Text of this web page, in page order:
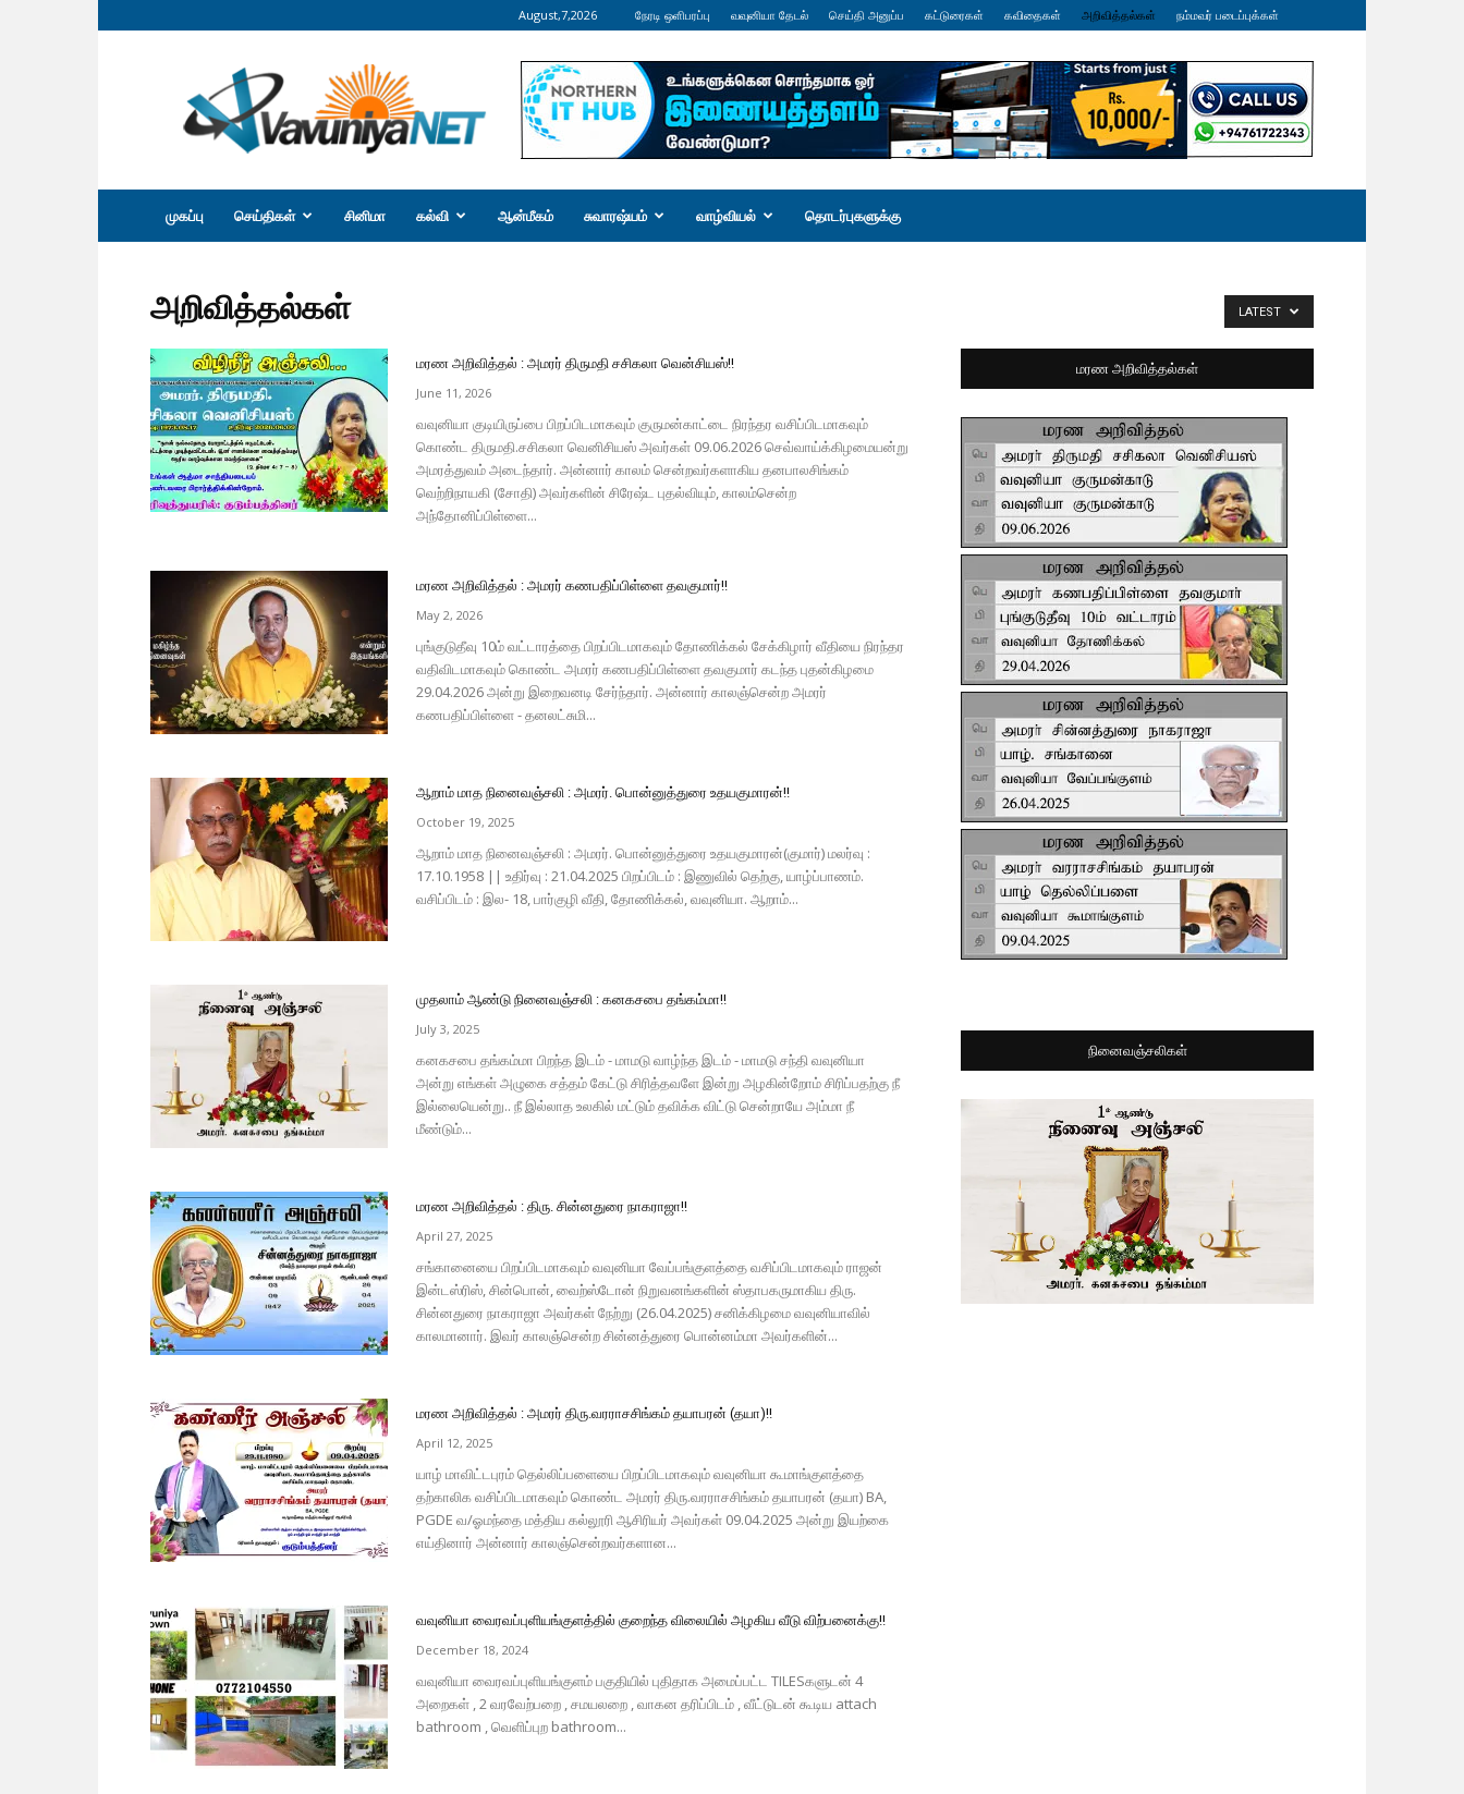
August,7,2026 நேரடி ஒளிபரப்பு வவுனியா தேடல் செய்தி அனுப்ப கட்டுரைகள் கவிதைகள் அறிவித்தல்கள் நம்மவர் படைப்புக்கள்
வவுனியா
நெற்
முகப்பு செய்திகள் சினிமா கல்வி ஆன்மீகம் சுவாரஷ்யம் வாழ்வியல் தொடர்புகளுக்கு
அறிவித்தல்கள் LATEST
மரண அறிவித்தல் : அமரர் திருமதி சசிகலா வென்சியஸ்!!
June 11, 2026
வவுனியா குடியிருப்பை பிறப்பிடமாகவும் குருமன்காட்டை நிரந்தர வசிப்பிடமாகவும்
கொண்ட திருமதி.சசிகலா வெனிசியஸ் அவர்கள் 09.06.2026 செவ்வாய்க்கிழமையன்று
அமரத்துவம் அடைந்தார். அன்னார் காலம் சென்றவர்களாகிய தனபாலசிங்கம்
வெற்றிநாயகி (சோதி) அவர்களின் சிரேஷ்ட புதல்வியும், காலம்சென்ற
அந்தோனிப்பிள்ளை...
மரண அறிவித்தல் : அமரர் கணபதிப்பிள்ளை தவகுமார்!!
May 2, 2026
புங்குடுதீவு 10ம் வட்டாரத்தை பிறப்பிடமாகவும் தோணிக்கல் சேக்கிழார் வீதியை நிரந்தர
வதிவிடமாகவும் கொண்ட அமரர் கணபதிப்பிள்ளை தவகுமார் கடந்த புதன்கிழமை
29.04.2026 அன்று இறைவனடி சேர்ந்தார். அன்னார் காலஞ்சென்ற அமரர்
கணபதிப்பிள்ளை - தனலட்சுமி...
ஆறாம் மாத நினைவஞ்சலி : அமரர். பொன்னுத்துரை உதயகுமாரன்!!
October 19, 2025
ஆறாம் மாத நினைவஞ்சலி : அமரர். பொன்னுத்துரை உதயகுமாரன்(குமார்) மலர்வு :
17.10.1958 || உதிர்வு : 21.04.2025 பிறப்பிடம் : இணுவில் தெற்கு, யாழ்ப்பாணம்.
வசிப்பிடம் : இல- 18, பார்குழி வீதி, தோணிக்கல், வவுனியா. ஆறாம்...
முதலாம் ஆண்டு நினைவஞ்சலி : கனகசபை தங்கம்மா!!
July 3, 2025
கனகசபை தங்கம்மா பிறந்த இடம் - மாமடு வாழ்ந்த இடம் - மாமடு சந்தி வவுனியா
அன்று எங்கள் அழுகை சத்தம் கேட்டு சிரித்தவளே இன்று அழகின்றோம் சிரிப்பதற்கு நீ
இல்லையென்று.. நீ இல்லாத உலகில் மட்டும் தவிக்க விட்டு சென்றாயே அம்மா நீ
மீண்டும்...
மரண அறிவித்தல் : திரு. சின்னதுரை நாகராஜா!!
April 27, 2025
சங்கானையை பிறப்பிடமாகவும் வவுனியா வேப்பங்குளத்தை வசிப்பிடமாகவும் ராஜன்
இன்டஸ்ரிஸ், சின்பொன், வைற்ஸ்டோன் நிறுவனங்களின் ஸ்தாபகருமாகிய திரு.
சின்னதுரை நாகராஜா அவர்கள் நேற்று (26.04.2025) சனிக்கிழமை வவுனியாவில்
காலமானார். இவர் காலஞ்சென்ற சின்னத்துரை பொன்னம்மா அவர்களின்...
மரண அறிவித்தல் : அமரர் திரு.வரராசசிங்கம் தயாபரன் (தயா)!!
April 12, 2025
யாழ் மாவிட்டபுரம் தெல்லிப்பளையை பிறப்பிடமாகவும் வவுனியா கூமாங்குளத்தை
தற்காலிக வசிப்பிடமாகவும் கொண்ட அமரர் திரு.வரராசசிங்கம் தயாபரன் (தயா) BA,
PGDE வ/ஓமந்தை மத்திய கல்லூரி ஆசிரியர் அவர்கள் 09.04.2025 அன்று இயற்கை
எய்தினார் அன்னார் காலஞ்சென்றவர்களான...
வவுனியா வைரவப்புளியங்குளத்தில் குறைந்த விலையில் அழகிய வீடு விற்பனைக்கு!!
December 18, 2024
வவுனியா வைரவப்புளியங்குளம் பகுதியில் புதிதாக அமைப்பட்ட TILESகளுடன் 4
அறைகள் , 2 வரவேற்பறை , சமயலறை , வாகன தரிப்பிடம் , வீட்டுடன் கூடிய attach
bathroom , வெளிப்புற bathroom...
மரண அறிவித்தல்கள்
நினைவஞ்சலிகள்